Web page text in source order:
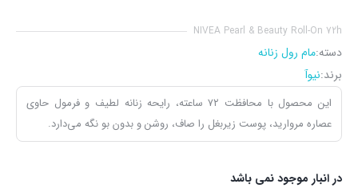
NIVEA Pearl & Beauty Roll-On 72h
دسته:مام رول زنانه
برند:نیوآ
این محصول با محافظت ۷۲ ساعته، رایحه زنانه لطیف و فرمول حاوی
عصاره مروارید، پوست زیربغل را صاف، روشن و بدون بو نگه می‌دارد.
در انبار موجود نمی باشد